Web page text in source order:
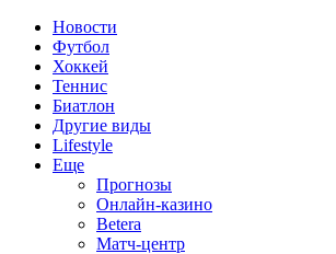
Новости
Футбол
Хоккей
Теннис
Биатлон
Другие виды
Lifestyle
Еще
Прогнозы
Онлайн-казино
Betera
Матч-центр